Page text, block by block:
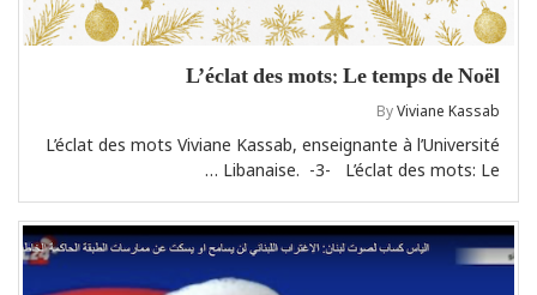
L’éclat des mots: Le temps de Noël
ByViviane Kassab
L’éclat des mots Viviane Kassab, enseignante à l’Université
Libanaise. -3- L’éclat des mots: Le …